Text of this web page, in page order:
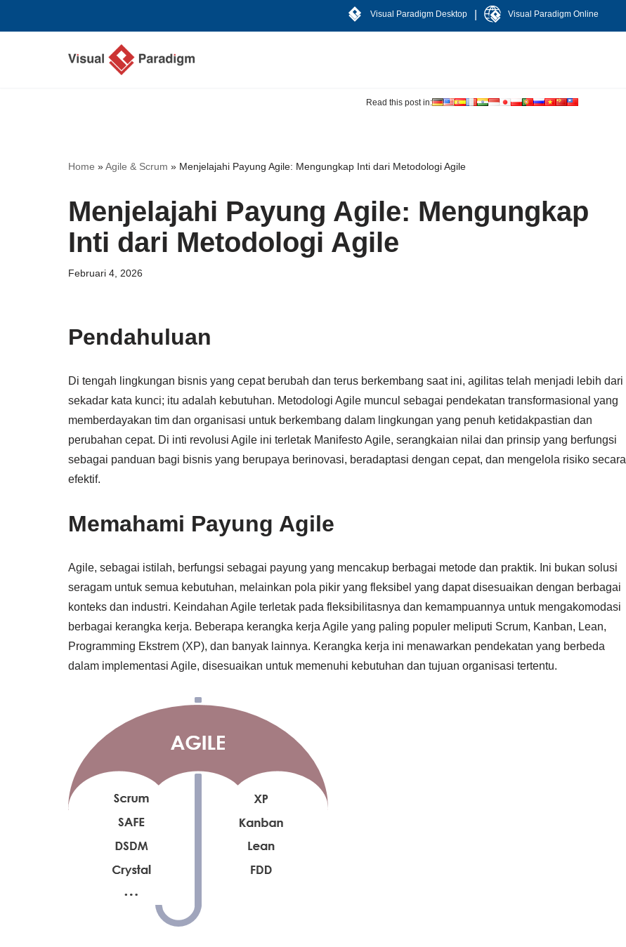
Visual Paradigm Desktop Visual Paradigm Online
Read this post in:
Home »Agile & Scrum » Menjelajahi Payung Agile: Mengungkap Inti dari Metodologi Agile
Menjelajahi Payung Agile: Mengungkap
Inti dari Metodologi Agile
Februari 4, 2026
Pendahuluan
Di tengah lingkungan bisnis yang cepat berubah dan terus berkembang saat ini, agilitas telah menjadi lebih dari
sekadar kata kunci; itu adalah kebutuhan. Metodologi Agile muncul sebagai pendekatan transformasional yang
memberdayakan tim dan organisasi untuk berkembang dalam lingkungan yang penuh ketidakpastian dan
perubahan cepat. Di inti revolusi Agile ini terletak Manifesto Agile, serangkaian nilai dan prinsip yang berfungsi
sebagai panduan bagi bisnis yang berupaya berinovasi, beradaptasi dengan cepat, dan mengelola risiko secara
efektif.
Memahami Payung Agile
Agile, sebagai istilah, berfungsi sebagai payung yang mencakup berbagai metode dan praktik. Ini bukan solusi
seragam untuk semua kebutuhan, melainkan pola pikir yang fleksibel yang dapat disesuaikan dengan berbagai
konteks dan industri. Keindahan Agile terletak pada fleksibilitasnya dan kemampuannya untuk mengakomodasi
berbagai kerangka kerja. Beberapa kerangka kerja Agile yang paling populer meliputi Scrum, Kanban, Lean,
Programming Ekstrem (XP), dan banyak lainnya. Kerangka kerja ini menawarkan pendekatan yang berbeda
dalam implementasi Agile, disesuaikan untuk memenuhi kebutuhan dan tujuan organisasi tertentu.